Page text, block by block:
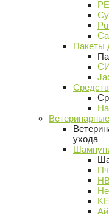
Пакеты
ухода